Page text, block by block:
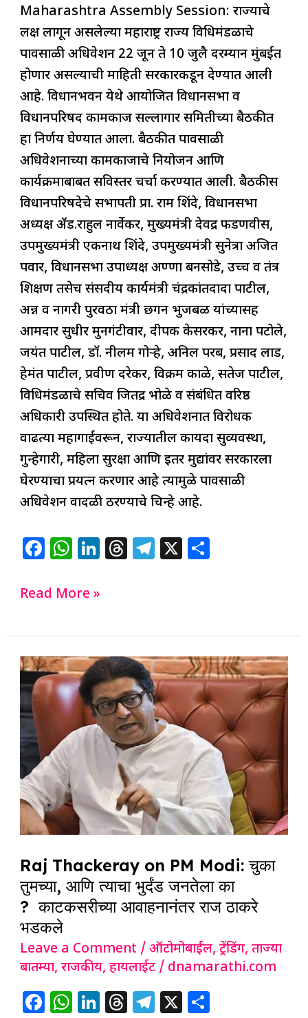
c
e
b
o
o
k
at
s
A
p
p
k
e
dI
n
re
a
d
s
e
g
ra
m
ar
e
Maharashtra Assembly Session: राज्याचे
लक्ष लागून असलेल्या महाराष्ट्र राज्य विधिमंडळाचे
पावसाळी अधिवेशन 22 जून ते 10 जुलै दरम्यान मुंबईत
होणार असल्याची माहिती सरकारकडून देण्यात आली
आहे. विधानभवन येथे आयोजित विधानसभा व
विधानपरिषद कामकाज सल्लागार समितीच्या बैठकीत
हा निर्णय घेण्यात आला. बैठकीत पावसाळी
अधिवेशनाच्या कामकाजाचे नियोजन आणि
कार्यक्रमाबाबत सविस्तर चर्चा करण्यात आली. बैठकीस
विधानपरिषदेचे सभापती प्रा. राम शिंदे, विधानसभा
अध्यक्ष ॲड.राहुल नार्वेकर, मुख्यमंत्री देवेंद्र फडणवीस,
उपमुख्यमंत्री एकनाथ शिंदे, उपमुख्यमंत्री सुनेत्रा अजित
पवार, विधानसभा उपाध्यक्ष अण्णा बनसोडे, उच्च व तंत्र
शिक्षण तसेच संसदीय कार्यमंत्री चंद्रकांतदादा पाटील,
अन्न व नागरी पुरवठा मंत्री छगन भुजबळ यांच्यासह
आमदार सुधीर मुनगंटीवार, दीपक केसरकर, नाना पटोले,
जयंत पाटील, डॉ. नीलम गोऱ्हे, अनिल परब, प्रसाद लाड,
हेमंत पाटील, प्रवीण दरेकर, विक्रम काळे, सतेज पाटील,
विधिमंडळाचे सचिव जितेंद्र भोळे व संबंधित वरिष्ठ
अधिकारी उपस्थित होते. या अधिवेशनात विरोधक
वाढत्या महागाईवरून, राज्यातील कायदा सुव्यवस्था,
गुन्हेगारी, महिला सुरक्षा आणि इतर मुद्यांवर सरकारला
घेरण्याचा प्रयत्न करणार आहे त्यामुळे पावसाळी
अधिवेशन वादळी ठरण्याचे चिन्हे आहे.
F
c
b
o
o
k
W
at
A
p
p
Li
dI
n
T
d
s
T
ra
m
X
अधिवेशन;
‘या’
दिवशी
होणार
शेवट
Read More »
Raj Thackeray on PM Modi: चुका
तुमच्या, आणि त्याचा भुर्दंड जनतेला का
? काटकसरीच्या आवाहनानंतर राज ठाकरे
भडकले
Leave a Comment /ऑटोमोबाईल,ट्रेंडिंग,ताज्या
बातम्या,राजकीय,हायलाईट / dnamarathi.com
F W Li T T X
Raj
Thackeray
on
PM
Modi:
चुका
तुमच्या,
आणि
त्याचा
भुर्दंड
जनतेला
का
? काटकसरीच्या
आवाहनानंतर
राज
ठाकरे
भडकले